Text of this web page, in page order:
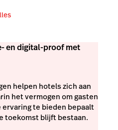
en digital-proof met
helpen hotels zich aan
het vermogen om gasten
te bieden bepaalt
toekomst blijft bestaan.